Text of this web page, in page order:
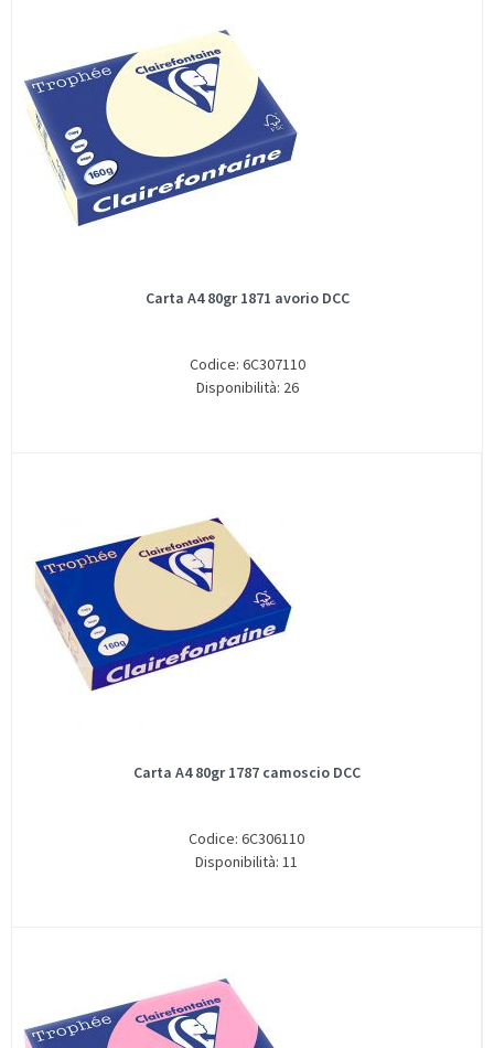
Carta A4 80gr 1871 avorio DCC
Codice: 6C307110
Disponibilità: 26
Carta A4 80gr 1787 camoscio DCC
Codice: 6C306110
Disponibilità: 11